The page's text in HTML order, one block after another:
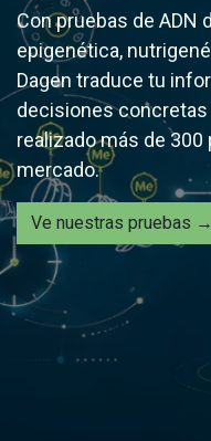
Con pruebas de ADN
epigenética,
Dagen traduce tu
decisiones concretas
realizado más de 300
mercado.
Ve nuestras pruebas →